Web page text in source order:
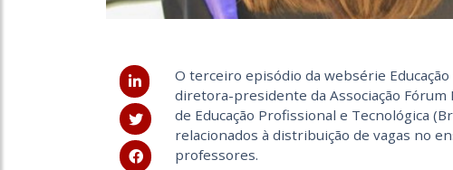
O terceiro episódio da websérie
diretora-presidente da Associação
de Educação Profissional e Tecnológica
relacionados à distribuição de vagas no
professores.